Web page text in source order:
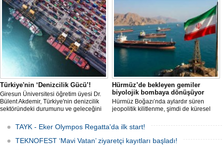
bölgedeki gıda güvenliğini tehdit ediyor.
birliğiyle hayata geçirilecek olan 14.
TAYK - Eker Olympos Regatta, 7
Ağustos'ta start alacak ve 16 Ağustos'a
kadar deniz tutkunlarını bir araya
getirecek. "Rüzgâ
Türkiye'nin ‘Denizcilik Gücü’!
Giresun Üniversitesi öğretim üyesi Dr.
Bülent Akdemir, Türkiye'nin denizcilik
sektöründeki durumunu ve geleceğini
Hürmüz’de bekleyen gemiler
biyolojik bombaya dönüşüyor
Hürmüz Boğazı’nda aylardır süren
jeopolitik kilitlenme, şimdi de küresel
aralamış olabilir. Sıcak sularda
hareketsiz bekleyen binden fazla gemi,
istilacı deniz canlıları için devasa bir
üreme merkezine dönüşmüş durumda.
TAYK - Eker Olympos Regatta'da ilk start!
TEKNOFEST ‘Mavi Vatan’ ziyaretçi kayıtları başladı!